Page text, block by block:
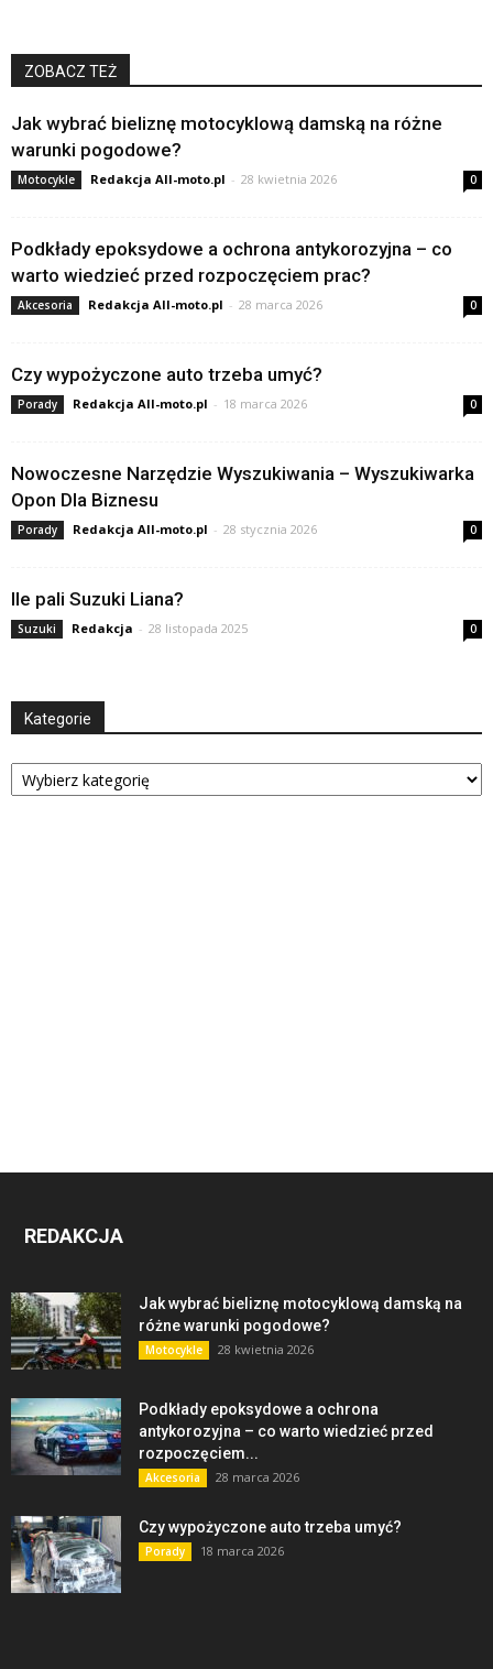
ZOBACZ TEŻ
Jak wybrać bieliznę motocyklową damską na różne
warunki pogodowe?
Motocykle Redakcja All-moto.pl - 28 kwietnia 2026 0
Podkłady epoksydowe a ochrona antykorozyjna – co
warto wiedzieć przed rozpoczęciem prac?
Akcesoria Redakcja All-moto.pl - 28 marca 2026 0
Czy wypożyczone auto trzeba umyć?
Porady Redakcja All-moto.pl - 18 marca 2026 0
Nowoczesne Narzędzie Wyszukiwania – Wyszukiwarka
Opon Dla Biznesu
Porady Redakcja All-moto.pl - 28 stycznia 2026 0
Ile pali Suzuki Liana?
Suzuki Redakcja - 28 listopada 2025 0
Kategorie
Kategorie
REDAKCJA
Jak wybrać bieliznę motocyklową damską na
różne warunki pogodowe?
Motocykle 28 kwietnia 2026
Podkłady epoksydowe a ochrona
antykorozyjna – co warto wiedzieć przed
rozpoczęciem...
Akcesoria 28 marca 2026
Czy wypożyczone auto trzeba umyć?
Porady 18 marca 2026